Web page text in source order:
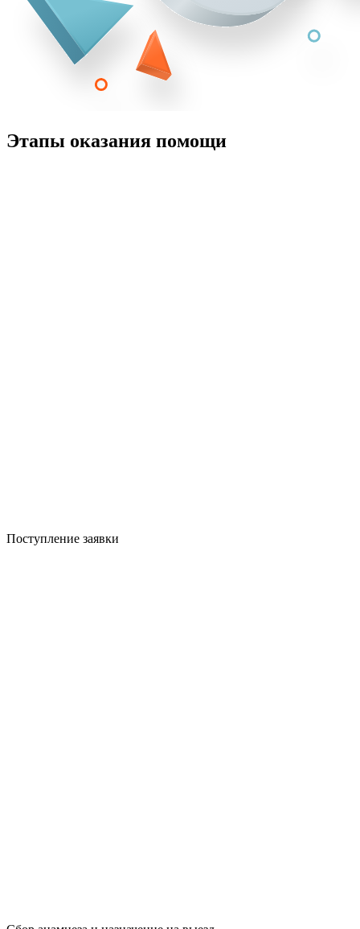
Этапы оказания помощи
Поступление заявки